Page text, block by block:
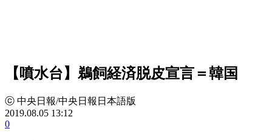
【噴水台】鵜飼経済脱皮宣言＝韓国
ⓒ 中央日報/中央日報日本語版
2019.08.05 13:12
0